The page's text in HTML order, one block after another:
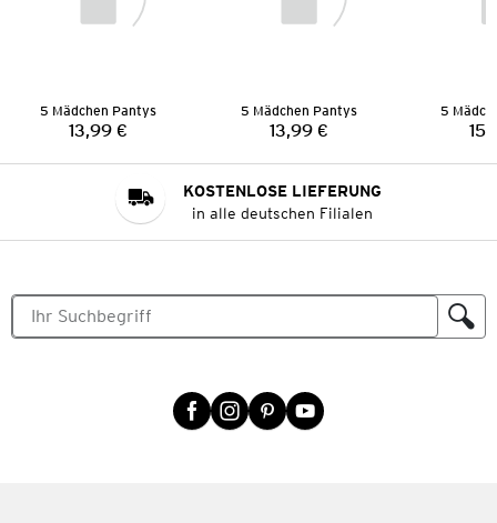
5 Mädchen Pantys
Preis:
13,99 €
5 Mädchen Pantys
Preis:
13,99 €
5
KOSTENLOSE LIEFERUNG
in alle deutschen Filialen